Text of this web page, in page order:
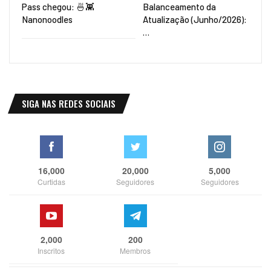
Pass chegou: 🍜👾
Nanonoodles
Balanceamento da
Atualização (Junho/2026):
…
SIGA NAS REDES SOCIAIS
16,000
Curtidas
20,000
Seguidores
5,000
Seguidores
2,000
Inscritos
200
Membros